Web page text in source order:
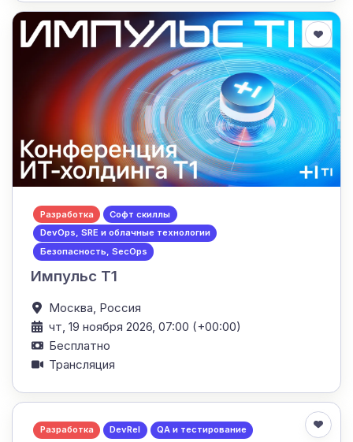
Разработка
Софт скиллы
DevOps, SRE и облачные технологии
Безопасность, SecOps
Импульс Т1
Москва, Россия
чт, 19 ноября 2026, 07:00 (+00:00)
Бесплатно
Трансляция
Разработка DevRel QA и тестирование